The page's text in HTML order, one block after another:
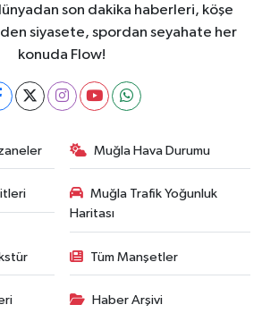
son dakika haberleri, köşe
siyasete, spordan seyahate her
konuda Flow!
Muğla Hava Durumu
Muğla Trafik Yoğunluk
Haritası
Tüm Manşetler
Haber Arşivi